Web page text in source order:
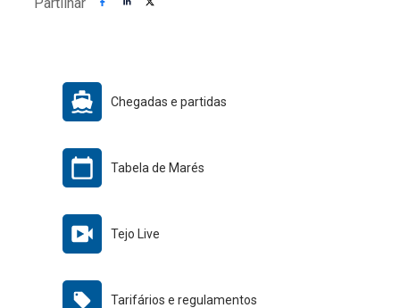
Chegadas e partidas
Tabela de Marés
Tejo Live
Tarifários e regulamentos